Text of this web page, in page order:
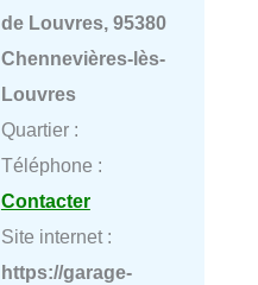
de Louvres, 95380
Chennevières-lès-
Louvres
Quartier :
Téléphone :
Contacter
Site internet :
https://garage-